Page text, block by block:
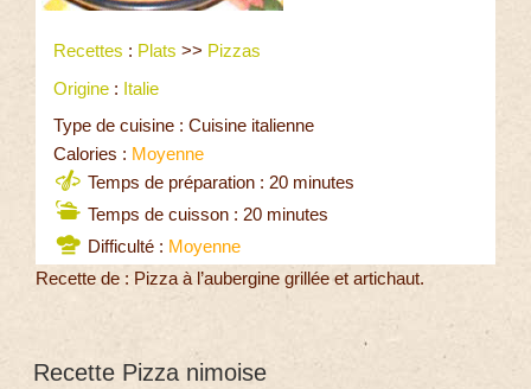
Recettes : Plats >> Pizzas
Origine : Italie
Type de cuisine : Cuisine italienne
Calories : Moyenne
Temps de préparation : 20 minutes
Temps de cuisson : 20 minutes
Difficulté : Moyenne
Recette de : Pizza à l’aubergine grillée et artichaut.
Recette Pizza nimoise